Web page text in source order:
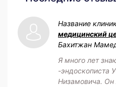
Название
медицинский
Бахитжан
Я много лет
-эндоскописта
Низамовича. Он